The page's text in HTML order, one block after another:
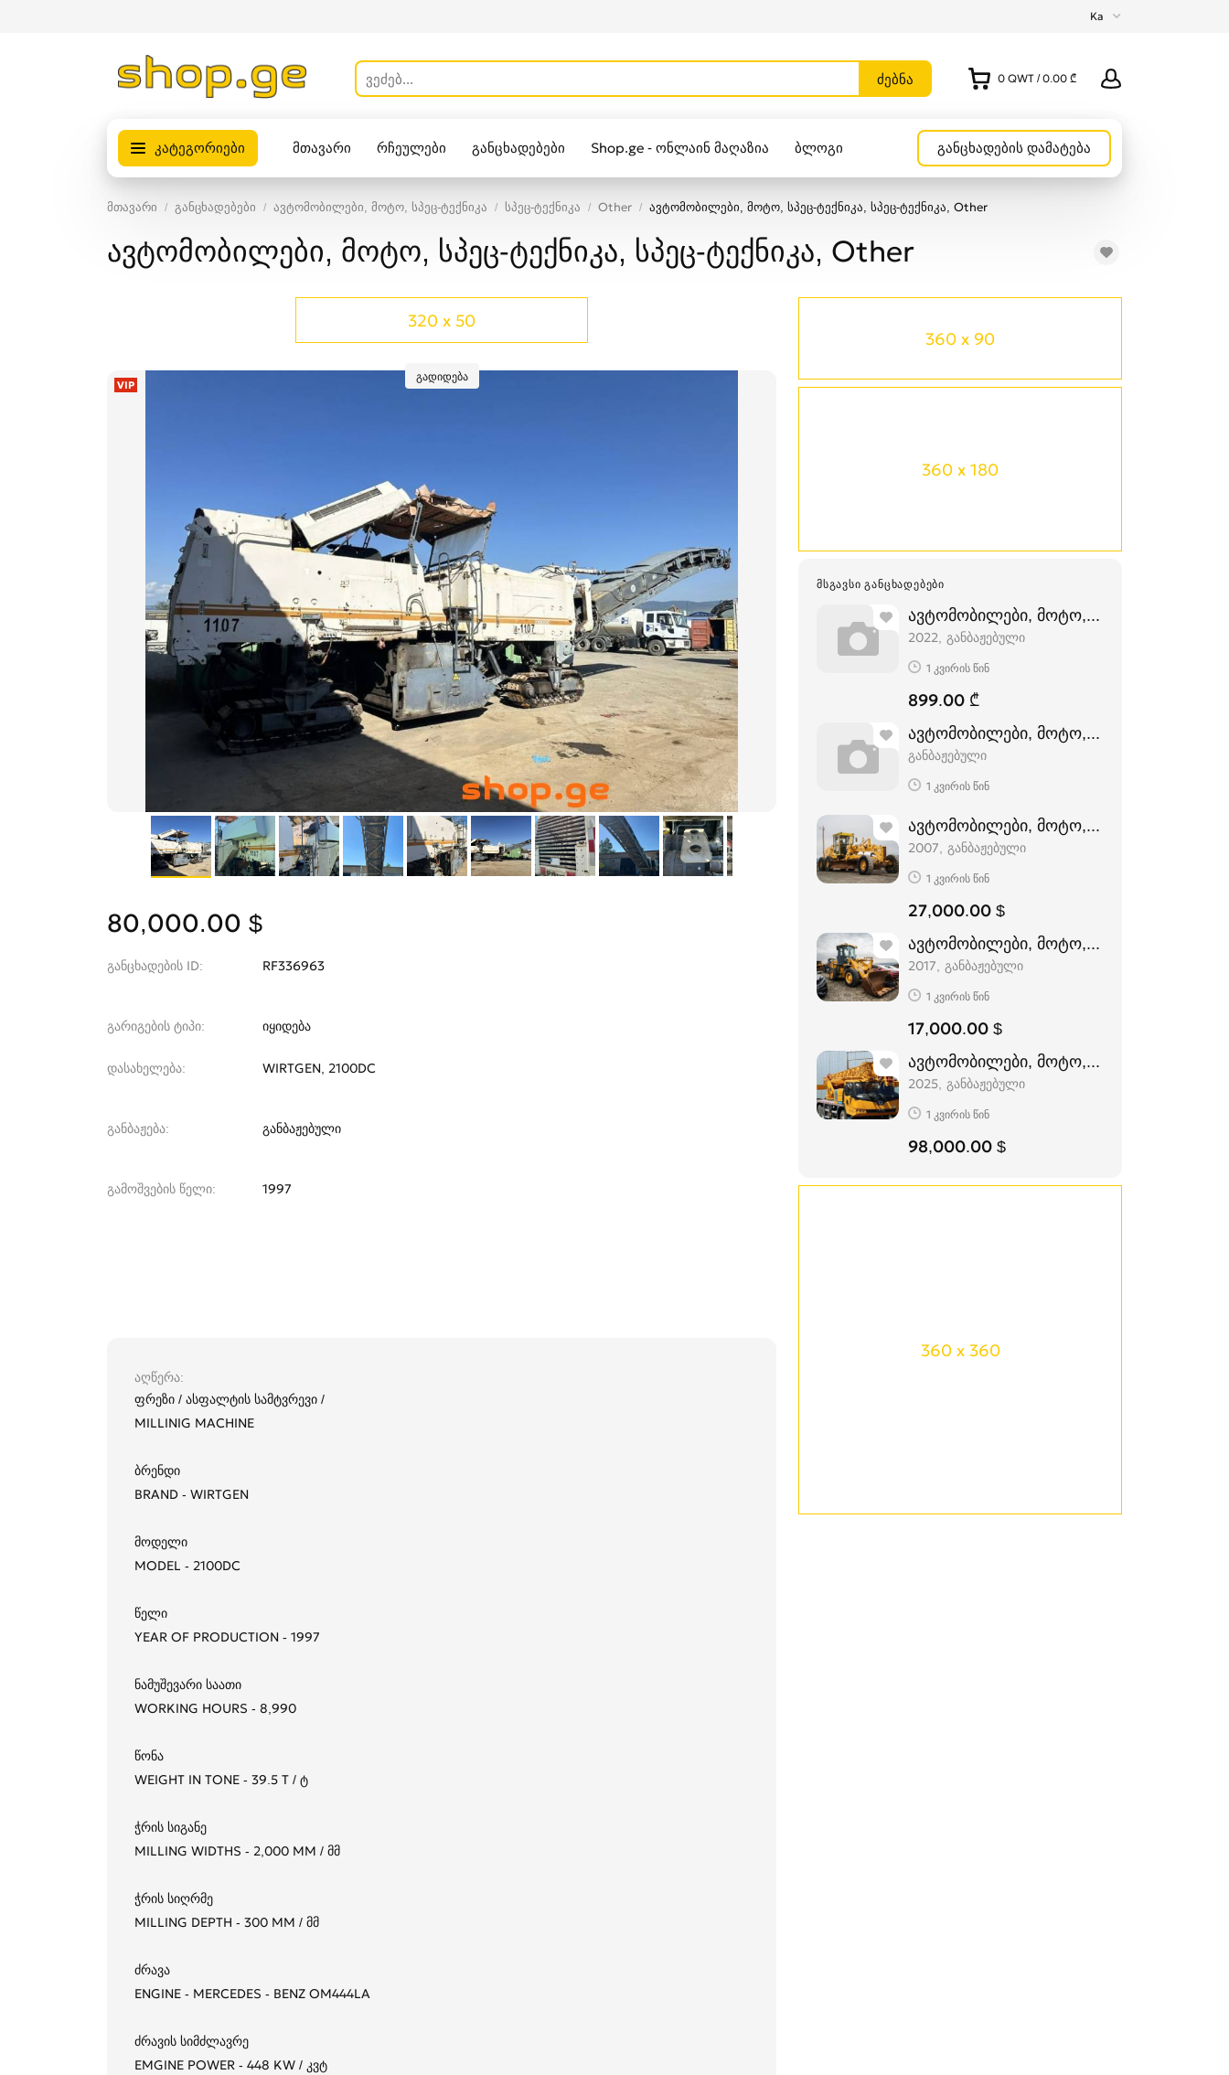
Ka
0 QWT / 0.00 ₾
კატეგორიები მთავარი რჩეულები განცხადებები Shop.ge - ონლაინ მაღაზია ბლოგი განცხადების დამატება
მთავარი განცხადებები ავტომობილები, მოტო, სპეც-ტექნიკა სპეც-ტექნიკა Other ავტომობილები, მოტო, სპეც-ტექნიკა, სპეც-ტექნიკა, Other
ავტომობილები, მოტო, სპეც-ტექნიკა, სპეც-ტექნიკა, Other
360 x 90
360 x 180
ᲛᲡᲒᲐᲕᲡᲘ ᲒᲐᲜᲪᲮᲐᲓᲔᲑᲔᲑᲘ
ავტომობილები, მოტო, სპეც-ტექნიკა,
2022 განბაჟებული
1 კვირის წინ
899.00 ₾
ავტომობილები, მოტო, სპეც-ტექნიკა,
განბაჟებული
1 კვირის წინ
ავტომობილები, მოტო, სპეც-ტექნიკა,
2007 განბაჟებული
1 კვირის წინ
27,000.00 $
ავტომობილები, მოტო, სპეც-ტექნიკა,
2017 განბაჟებული
1 კვირის წინ
17,000.00 $
ავტომობილები, მოტო, სპეც-ტექნიკა,
2025 განბაჟებული
1 კვირის წინ
98,000.00 $
360 x 360
320 x 50
VIP
გადიდება
80,000.00 $
განცხადების ID RF336963
გარიგების ტიპი იყიდება
დასახელება WIRTGEN, 2100DC
განბაჟება განბაჟებული
გამოშვების წელი 1997
აღწერა
ფრეზი / ასფალტის სამტვრევი /
MILLINIG MACHINE
ბრენდი
BRAND - WIRTGEN
მოდელი
MODEL - 2100DC
წელი
YEAR OF PRODUCTION - 1997
ნამუშევარი საათი
WORKING HOURS - 8,990
წონა
WEIGHT IN TONE - 39.5 T / ტ
ჭრის სიგანე
MILLING WIDTHS - 2,000 MM / მმ
ჭრის სიღრმე
MILLING DEPTH - 300 MM / მმ
ძრავა
ENGINE - MERCEDES - BENZ OM444LA
ძრავის სიმძლავრე
EMGINE POWER - 448 KW / კვტ